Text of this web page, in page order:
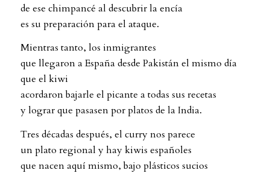
de ese chimpancé al descubrir la encía
es su preparación para el ataque.
Mientras tanto, los inmigrantes
que llegaron a España desde Pakistán el mismo día
que el kiwi
acordaron bajarle el picante a todas sus recetas
y lograr que pasasen por platos de la India.
Tres décadas después, el curry nos parece
un plato regional y hay kiwis españoles
que nacen aquí mismo, bajo plásticos sucios